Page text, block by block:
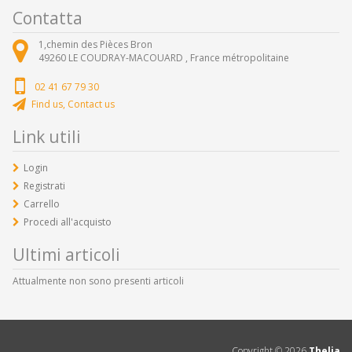
Contatta
1,chemin des Pièces Bron
49260 LE COUDRAY-MACOUARD , France métropolitaine
02 41 67 79 30
Find us, Contact us
Link utili
Login
Registrati
Carrello
Procedi all'acquisto
Ultimi articoli
Attualmente non sono presenti articoli